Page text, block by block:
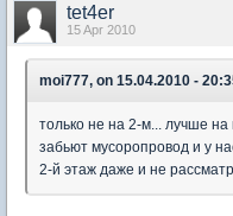
tet4er
15 Apr 2010
moi777, on 15.04.2010 -
только не на 2-м... лучше на
забьют мусоропровод и у
2-й этаж даже и не